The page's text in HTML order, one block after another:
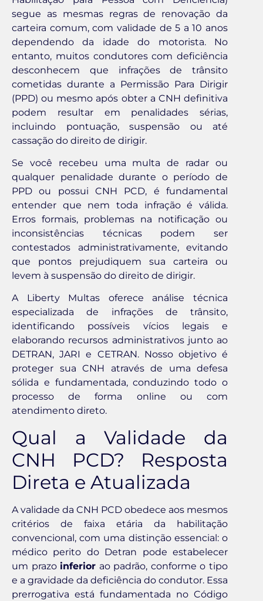
segue as mesmas regras de renovação da
carteira comum, com validade de 5 a 10 anos
dependendo da idade do motorista. No
entanto, muitos condutores com deficiência
desconhecem que infrações de trânsito
cometidas durante a Permissão Para Dirigir
(PPD) ou mesmo após obter a CNH definitiva
podem resultar em penalidades sérias,
incluindo pontuação, suspensão ou até
cassação do direito de dirigir.
Se você recebeu uma multa de radar ou
qualquer penalidade durante o período de
PPD ou possui CNH PCD, é fundamental
entender que nem toda infração é válida.
Erros formais, problemas na notificação ou
inconsistências técnicas podem ser
contestados administrativamente, evitando
que pontos prejudiquem sua carteira ou
levem à suspensão do direito de dirigir.
A Liberty Multas oferece análise técnica
especializada de infrações de trânsito,
identificando possíveis vícios legais e
elaborando recursos administrativos junto ao
DETRAN, JARI e CETRAN. Nosso objetivo é
proteger sua CNH através de uma defesa
sólida e fundamentada, conduzindo todo o
processo de forma online ou com
atendimento direto.
Qual a Validade da
CNH PCD? Resposta
Direta e Atualizada
A validade da CNH PCD obedece aos mesmos
critérios de faixa etária da habilitação
convencional, com uma distinção essencial: o
médico perito do Detran pode estabelecer
um prazo inferior ao padrão, conforme o tipo
e a gravidade da deficiência do condutor. Essa
prerrogativa está fundamentada no Código